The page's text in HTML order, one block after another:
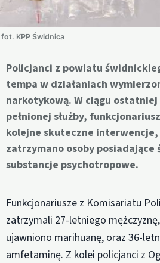
fot. KPP Świdnica
Policjanci z powiatu
tempa w działaniach
narkotykową. W ciągu
pełnionej służby,
kolejne skuteczne
zatrzymano osoby posiadające
substancje psychotropowe.
Funkcjonariusze z Komisariatu
zatrzymali 27-letniego
ujawniono marihuanę, oraz 36-
amfetaminę. Z kolei policjanci z